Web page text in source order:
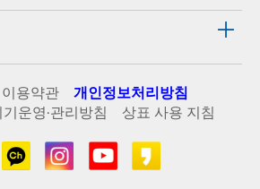
이용약관
개인정보처리방침
운영·관리방침
상표 사용 지침